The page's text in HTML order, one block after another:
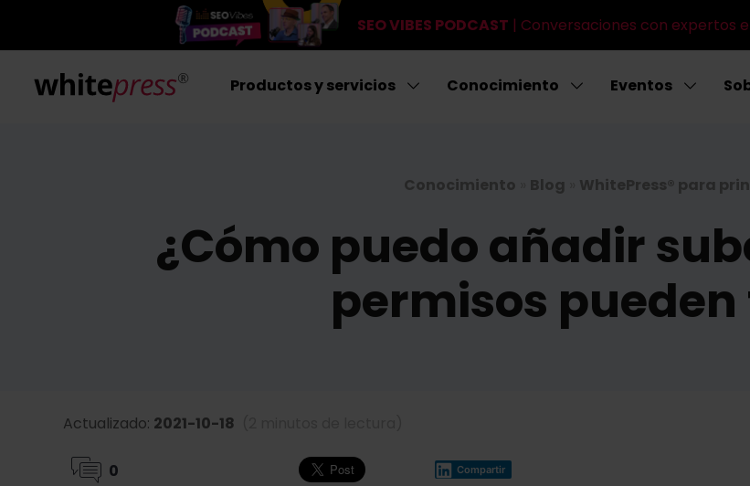
SEO VIBES PODCAST | Conversaciones con expertos
Productos y servicios Conocimiento Eventos
Conocimiento Blog WhitePress® para
¿Cómo puedo añadir
permisos pueden
Actualizado: 2021-10-18
0 Compartir